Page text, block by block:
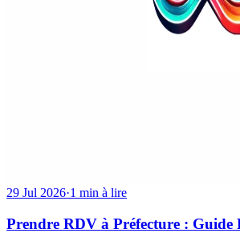
29 Jul 2026·1 min à lire
Prendre RDV à Préfecture : Guide